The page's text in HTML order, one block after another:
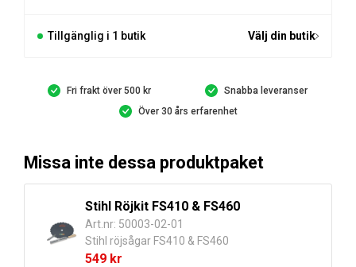
Tillgänglig i 1 butik Välj din butik
Fri frakt över 500 kr
Snabba leveranser
Över 30 års erfarenhet
Missa inte dessa produktpaket
Stihl Röjkit FS410 & FS460
Art.nr: 50003-02-01
Stihl röjsågar FS410 & FS460
549 kr